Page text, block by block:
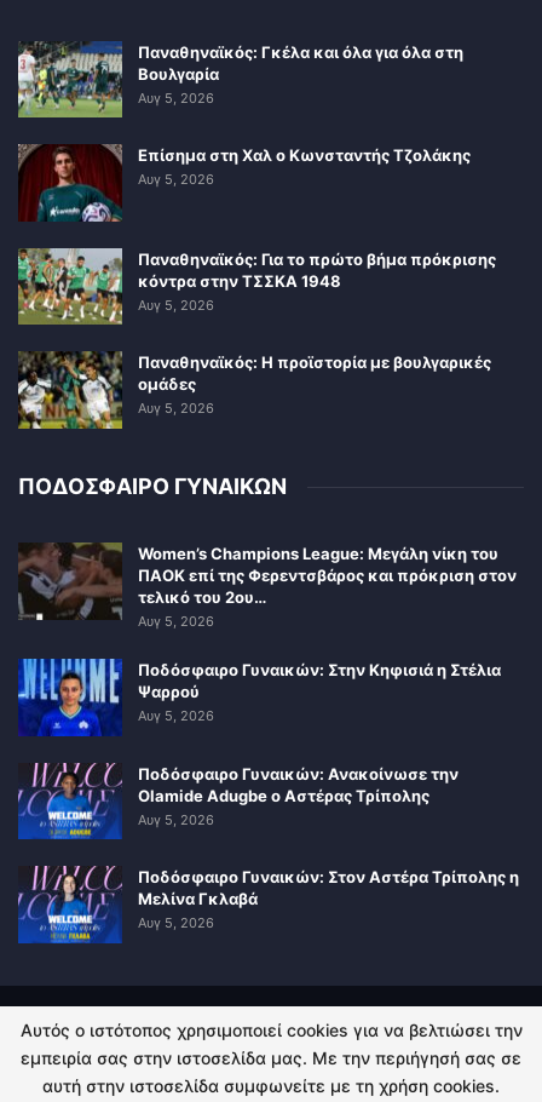
Παναθηναϊκός: Γκέλα και όλα για όλα στη
Βουλγαρία
Αυγ 5, 2026
Επίσημα στη Χαλ ο Κωνσταντής Τζολάκης
Αυγ 5, 2026
Παναθηναϊκός: Για το πρώτο βήμα πρόκρισης
κόντρα στην ΤΣΣΚΑ 1948
Αυγ 5, 2026
Παναθηναϊκός: Η προϊστορία με βουλγαρικές
ομάδες
Αυγ 5, 2026
ΠΟΔΟΣΦΑΙΡΟ ΓΥΝΑΙΚΩΝ
Women’s Champions League: Μεγάλη νίκη του
ΠΑΟΚ επί της Φερεντσβάρος και πρόκριση στον
τελικό του 2ου…
Αυγ 5, 2026
Ποδόσφαιρο Γυναικών: Στην Κηφισιά η Στέλια
Ψαρρού
Αυγ 5, 2026
Ποδόσφαιρο Γυναικών: Ανακοίνωσε την
Olamide Adugbe ο Αστέρας Τρίπολης
Αυγ 5, 2026
Ποδόσφαιρο Γυναικών: Στον Αστέρα Τρίπολης η
Μελίνα Γκλαβά
Αυγ 5, 2026
ΠΟΛΙΤΙΚΗ ΑΠΟΡΡΗΤΟΥ ΕΠΙΚΟΙΝΩΝΙΑ
Αυτός ο ιστότοπος χρησιμοποιεί cookies για να βελτιώσει την
εμπειρία σας στην ιστοσελίδα μας. Με την περιήγησή σας σε
αυτή στην ιστοσελίδα συμφωνείτε με τη χρήση cookies.